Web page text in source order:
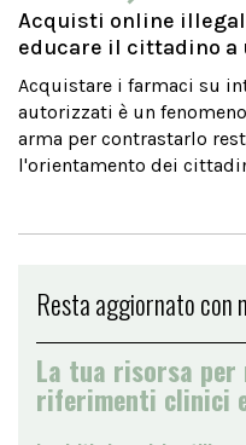
Acquisti online
educare il cittadino
Acquistare i farmaci su
autorizzati è un
arma per contrastarlo
l'orientamento dei
Resta aggiornato con
La tua risorsa per
riferimenti clinici